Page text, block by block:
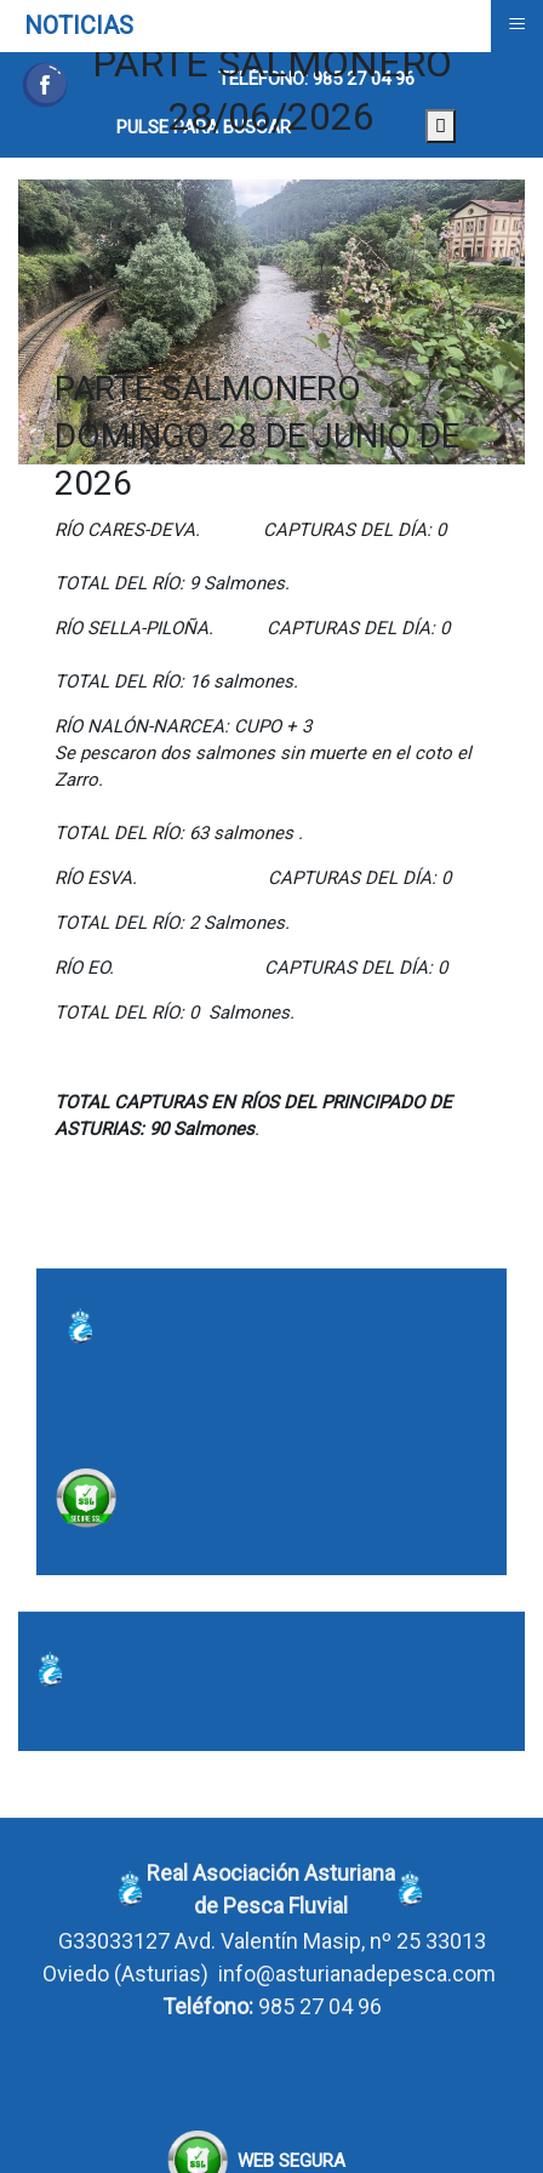
TELÉFONO: 985 27 04 96
PULSE PARA BUSCAR
PARTE SALMONERO
28/06/2026
PARTE SALMONERO
DOMINGO 28 DE JUNIO DE
2026
RÍO CARES-DEVA. CAPTURAS DEL DÍA: 0
TOTAL DEL RÍO: 9 Salmones.
RÍO SELLA-PILOÑA. CAPTURAS DEL DÍA: 0
TOTAL DEL RÍO: 16 salmones.
RÍO NALÓN-NARCEA: CUPO + 3
Se pescaron dos salmones sin muerte en el coto el
Zarro.
TOTAL DEL RÍO: 63 salmones .
RÍO ESVA. CAPTURAS DEL DÍA: 0
TOTAL DEL RÍO: 2 Salmones.
RÍO EO. CAPTURAS DEL DÍA: 0
TOTAL DEL RÍO: 0 Salmones.
TOTAL CAPTURAS EN RÍOS DEL PRINCIPADO DE
ASTURIAS: 90 Salmones.
Real Asociación Asturiana
de Pesca Fluvial
G33033127Avd. Valentín Masip, nº 25 33013
Oviedo (Asturias) info@asturianadepesca.com
Teléfono:985 27 04 96
WEB SEGURA
NOTICIAS ≡